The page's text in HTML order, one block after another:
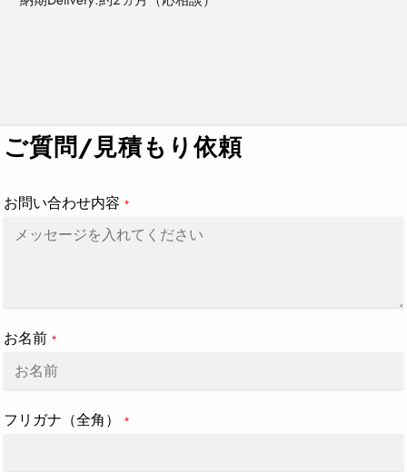
ト
に
を
追
ご質問/見積もり依頼
お問い合わせ内容 *
お名前 *
フリガナ（全角） *